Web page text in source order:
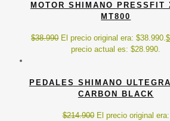
MOTOR SHIMANO PRESSFIT
MT800
$38.990 El precio original era: $38.990.$
precio actual es: $28.990.
PEDALES SHIMANO
CARBON BLACK
$214.900 El precio original era: